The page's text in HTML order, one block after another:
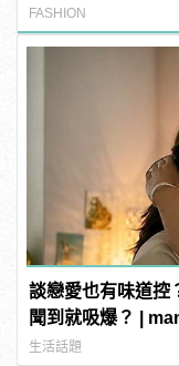
FASHION
談戀愛也有味道控
聞到就吸爆？ |
生活話題